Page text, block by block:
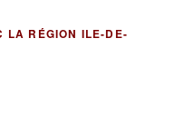
LA RÉGION ILE-DE-